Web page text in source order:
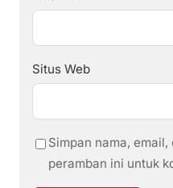
Situs Web
Simpan nama,
peramban ini untuk